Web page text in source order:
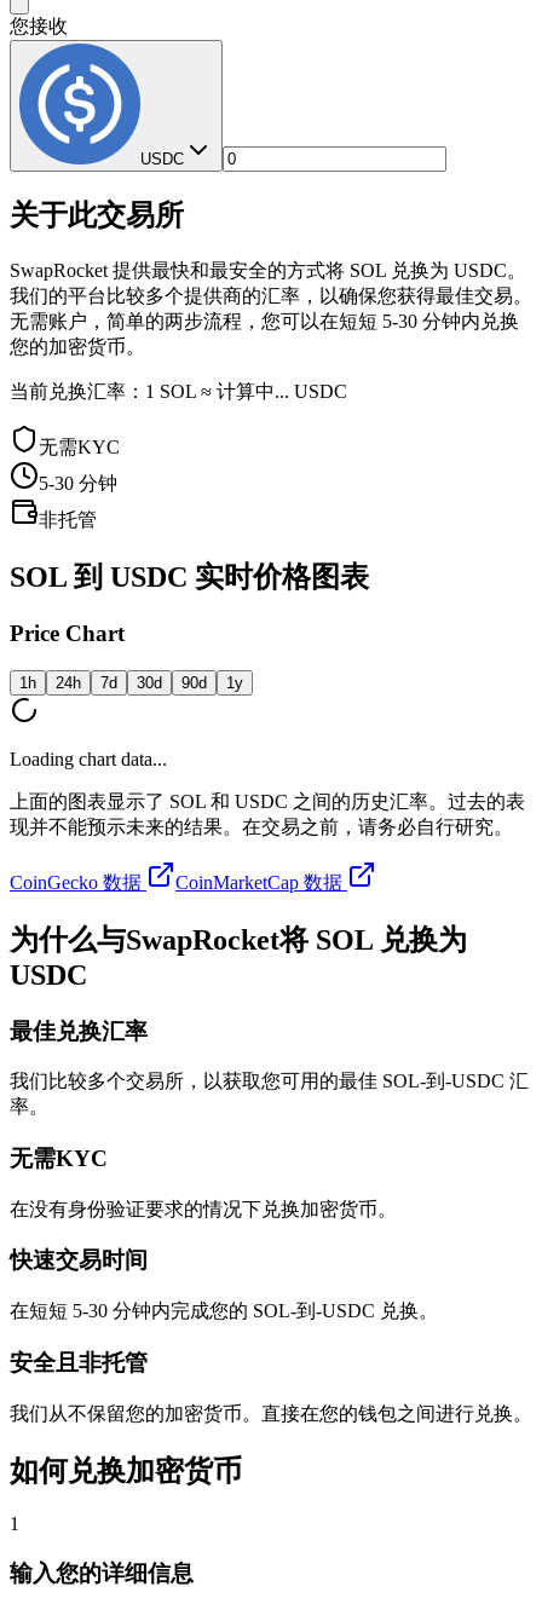
您接收
USDC
关于此交易所
SwapRocket 提供最快和最安全的方式将 SOL 兑换为 USDC。
我们的平台比较多个提供商的汇率，以确保您获得最佳交易。
无需账户，简单的两步流程，您可以在短短 5-30 分钟内兑换
您的加密货币。
当前兑换汇率：1 SOL ≈ 计算中... USDC
无需KYC
5-30 分钟
非托管
SOL 到 USDC 实时价格图表
Price Chart
1h 24h 7d 30d 90d 1y
Loading chart data...
上面的图表显示了 SOL 和 USDC 之间的历史汇率。过去的表
现并不能预示未来的结果。在交易之前，请务必自行研究。
CoinGecko 数据 CoinMarketCap 数据
为什么与SwapRocket将 SOL 兑换为
USDC
最佳兑换汇率
我们比较多个交易所，以获取您可用的最佳 SOL-到-USDC 汇
率。
无需KYC
在没有身份验证要求的情况下兑换加密货币。
快速交易时间
在短短 5-30 分钟内完成您的 SOL-到-USDC 兑换。
安全且非托管
我们从不保留您的加密货币。直接在您的钱包之间进行兑换。
如何兑换加密货币
1
输入您的详细信息